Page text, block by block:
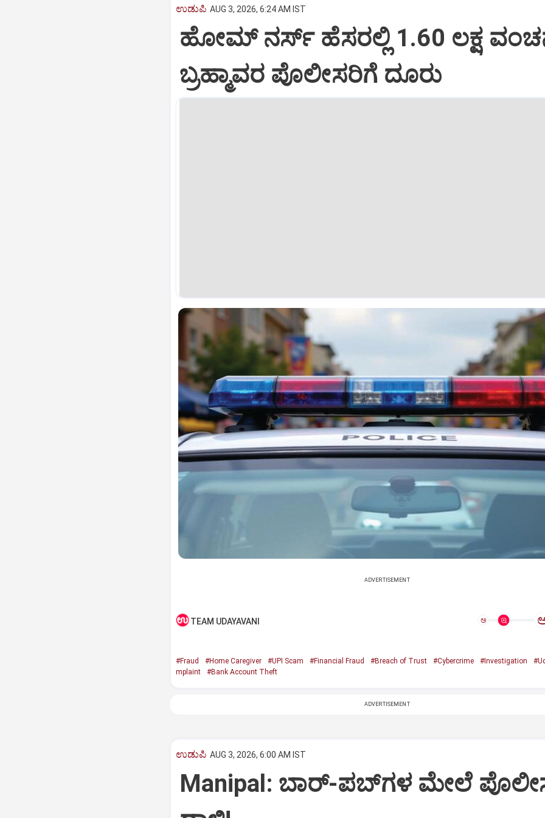
ಉಡುಪಿ AUG 3, 2026, 6:24 AM IST
ಹೋಮ್ ನರ್ಸ್ ಹೆಸರಲ್ಲಿ 1.60 ಲಕ್ಷ
ಬ್ರಹ್ಮಾವರ ಪೊಲೀಸರಿಗೆ ದೂರು
ADVERTISEMENT
TEAM UDAYAVANI ಅ
#Fraud #Home Caregiver #UPI Scam #Financial Fraud #Breach of Trust #Cybercrime #Investigation
mplaint
#Bank Account Theft
ADVERTISEMENT
ಉಡುಪಿ AUG 3, 2026, 6:00 AM IST
Manipal: ಬಾರ್-ಪಬ್‌ಗಳ ಮೇಲೆ